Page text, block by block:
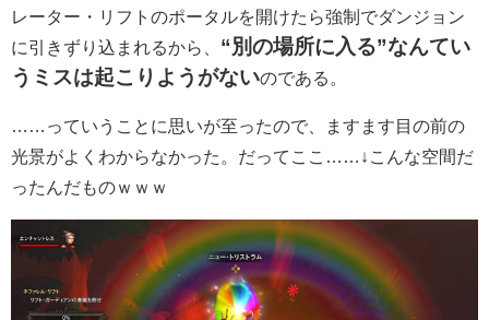
レーター・リフトのポータルを開けたら強制でダンジョン
に引きずり込まれるから、 “別の場所に入る”なんてい
うミスは起こりようがないのである。
……っていうことに思いが至ったので、ますます目の前の
光景がよくわからなかった。だってここ……↓こんな空間だ
ったんだものｗｗｗ